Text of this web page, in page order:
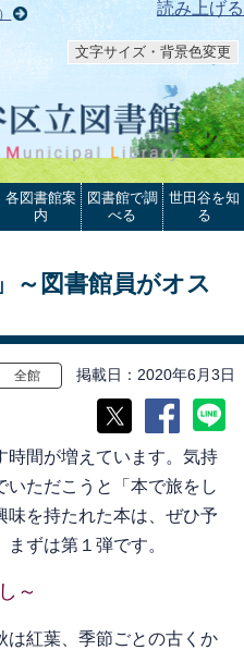
読み上げる
文字サイズ・背景色変更
各図書館案
内
図書館で調
べる
世田谷を知
る
～図書館員がオス
全館 掲載日 2020年6月3日
間が増えています。気持
いただこうと「本で旅をし
味を持たれた本は、ぜひ予
ずは第１弾です。
～
紅葉、季節ごとの古くか